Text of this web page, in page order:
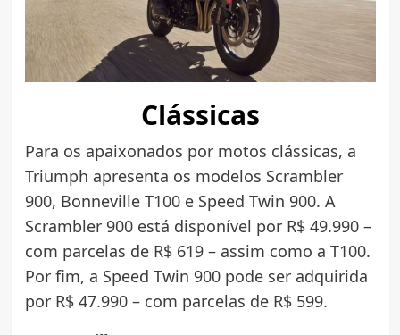
Clássicas
Para os apaixonados por motos clássicas, a
Triumph apresenta os modelos Scrambler
900, Bonneville T100 e Speed Twin 900. A
Scrambler 900 está disponível por R$ 49.990 –
com parcelas de R$ 619 – assim como a T100.
Por fim, a Speed Twin 900 pode ser adquirida
por R$ 47.990 – com parcelas de R$ 599.